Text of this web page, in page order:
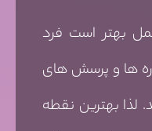
بهتر است فرد
ها و پرسش های
لذا بهترین نقطه